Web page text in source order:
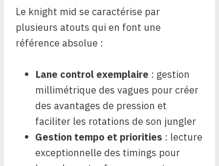
Le knight mid se caractérise par
plusieurs atouts qui en font une
référence absolue :
Lane control exemplaire : gestion
millimétrique des vagues pour créer
des avantages de pression et
faciliter les rotations de son jungler
Gestion tempo et priorities : lecture
exceptionnelle des timings pour